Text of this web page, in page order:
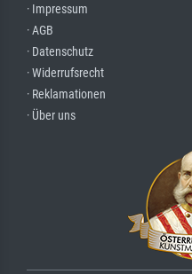
· Impressum
· AGB
· Datenschutz
· Widerrufsrecht
· Reklamationen
· Über uns